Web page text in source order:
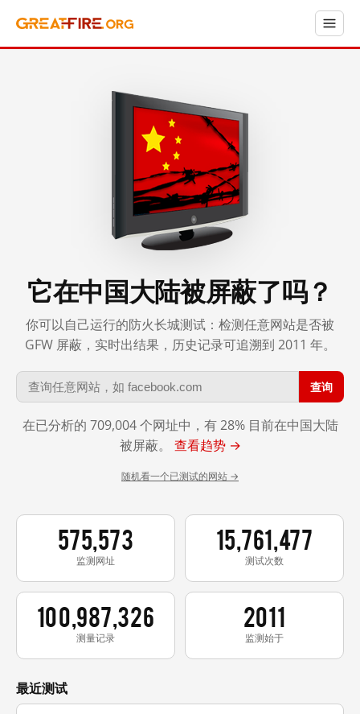
它在中国大陆被屏蔽了吗？
你可以自己运行的防火长城测试：检测任意网站是否被
GFW 屏蔽，实时出结果，历史记录可追溯到 2011 年。
查询
在已分析的 709,004 个网址中，有 28% 目前在中国大陆
被屏蔽。 查看趋势 →
随机看一个已测试的网站 →
575,573
监测网址
15,761,477
测试次数
100,987,326
测量记录
2011
监测始于
最近测试